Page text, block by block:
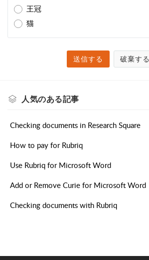
王冠
猫
送信する 破棄する
人気のある記事
Checking documents in Research Square
How to pay for Rubriq
Use Rubriq for Microsoft Word
Add or Remove Curie for Microsoft Word
Checking documents with Rubriq